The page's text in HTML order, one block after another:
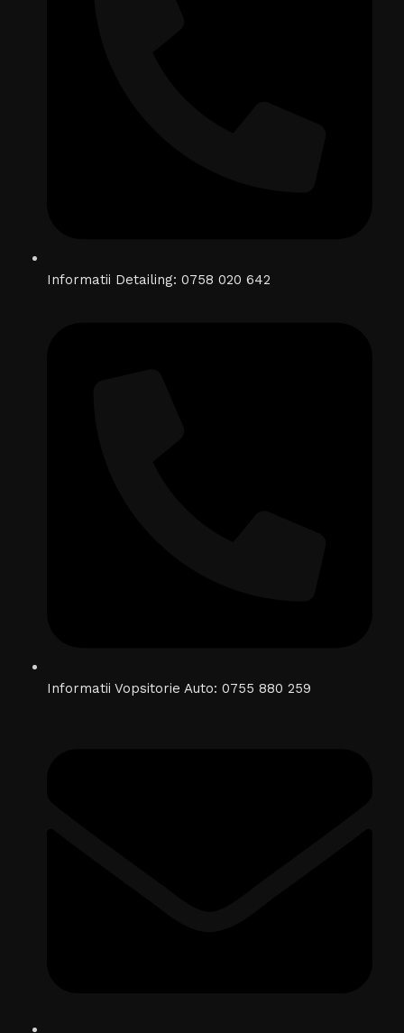
Informatii Detailing: 0758 020 642
Informatii Vopsitorie Auto: 0755 880 259